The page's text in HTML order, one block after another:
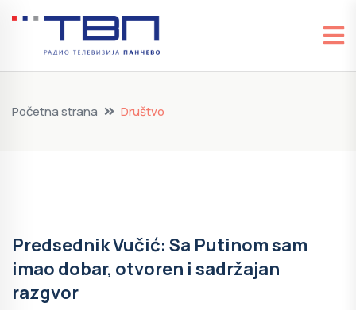
Početna strana Društvo
Predsednik Vučić: Sa Putinom sam
imao dobar, otvoren i sadržajan
razgvor